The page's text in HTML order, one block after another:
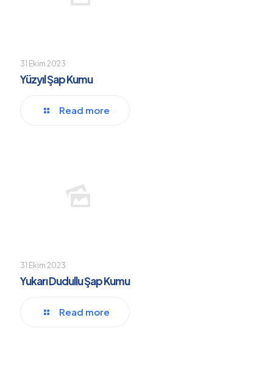
31 Ekim 2023
Yüzyıl Şap Kumu
Read more
31 Ekim 2023
Yukarı Dudullu Şap Kumu
Read more